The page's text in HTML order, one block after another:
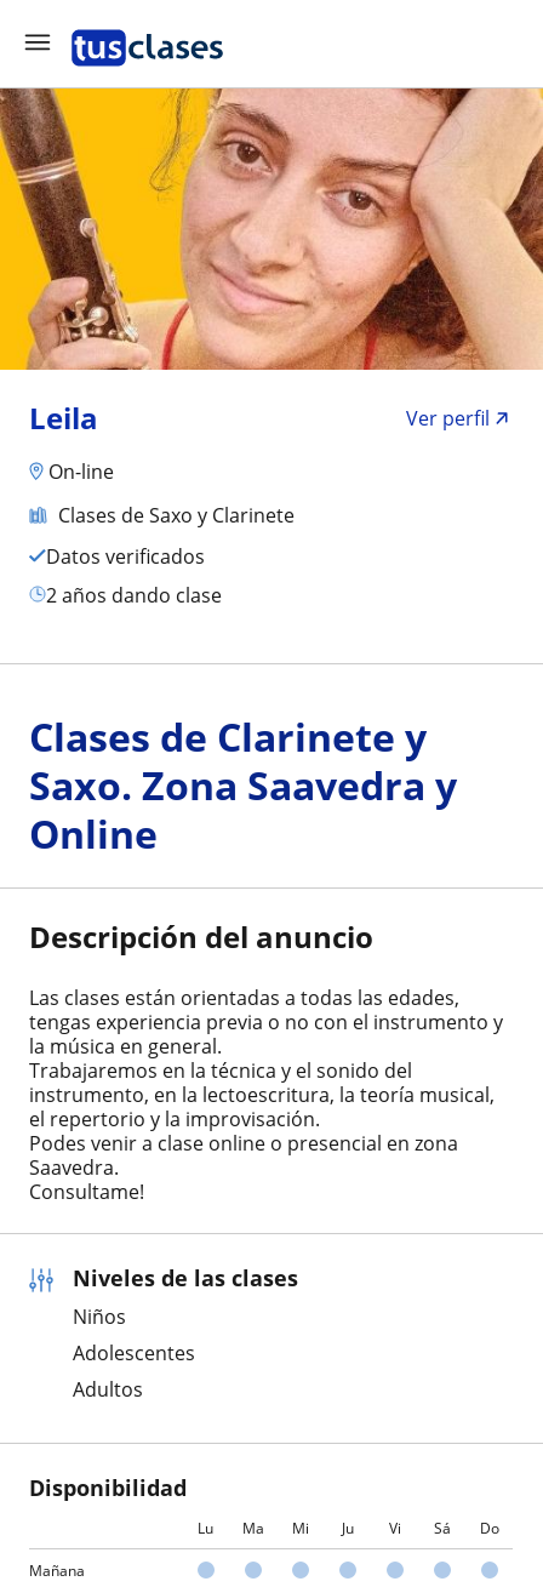
Leila
Ver perfil
On-line
Clases de Saxo y Clarinete
Datos verificados
2 años dando clase
Niveles de las clases
Niños
Adolescentes
Adultos
Disponibilidad
Lu Ma Mi Ju Vi Sá Do
Mañana
Clases de Clarinete y
Saxo. Zona Saavedra y
Online
Descripción del anuncio
Las clases están orientadas a todas las edades,
tengas experiencia previa o no con el instrumento y
la música en general.
Trabajaremos en la técnica y el sonido del
instrumento, en la lectoescritura, la teoría musical,
el repertorio y la improvisación.
Podes venir a clase online o presencial en zona
Saavedra.
Consultame!